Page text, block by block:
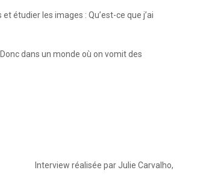
étudier les images : Qu’est-ce que j’ai
dans un monde où on vomit des
Interview réalisée par Julie Carvalho,